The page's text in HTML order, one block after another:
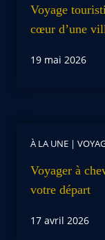
Voyage
cœur d’une
19 mai 2026
À LA UNE |
Voyager à
votre départ
17 avril 2026